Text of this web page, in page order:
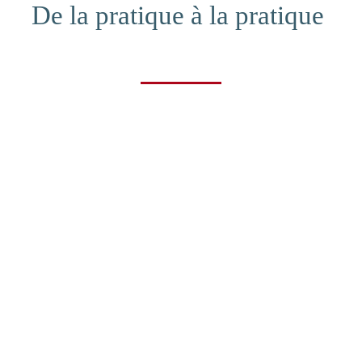
De la pratique à la pratique